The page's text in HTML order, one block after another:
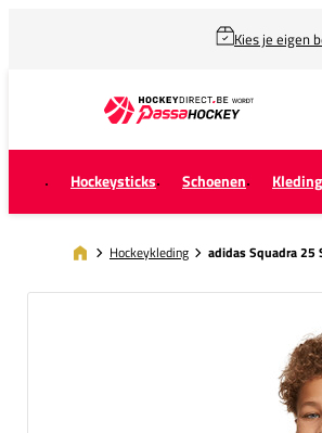
Kies je eigen
Hockeysticks Schoenen Kleding
Hockeykleding adidas Squadra 25